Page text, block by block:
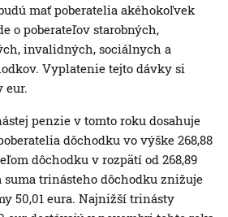
mať poberatelia akéhokoľvek
o poberateľov starobných,
invalidných, sociálnych a
Vyplatenie tejto dávky si
eur.
penzie v tomto roku dosahuje
dôchodku vo výške 268,88
dôchodku v rozpätí od 268,89
suma trinásteho dôchodku znižuje
50,01 eura. Najnižší trinásty